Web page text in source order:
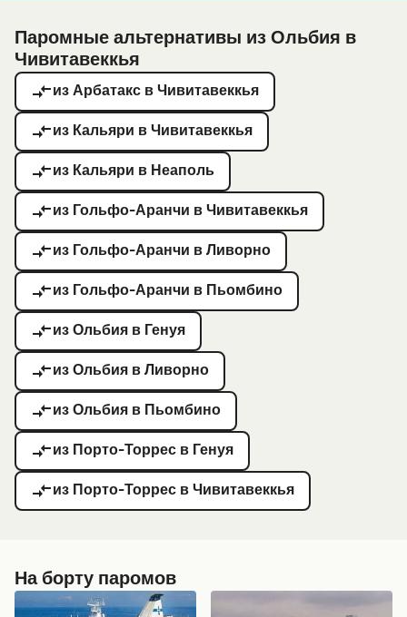
Паромные альтернативы из Ольбия в
Чивитавеккья
из Арбатакс в Чивитавеккья
из Кальяри в Чивитавеккья
из Кальяри в Неаполь
из Гольфо-Аранчи в Чивитавеккья
из Гольфо-Аранчи в Ливорно
из Гольфо-Аранчи в Пьомбино
из Ольбия в Генуя
из Ольбия в Ливорно
из Ольбия в Пьомбино
из Порто-Торрес в Генуя
из Порто-Торрес в Чивитавеккья
На борту паромов